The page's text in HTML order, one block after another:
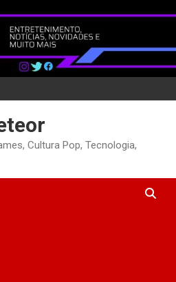
Cultura Pop, Tecnologia,